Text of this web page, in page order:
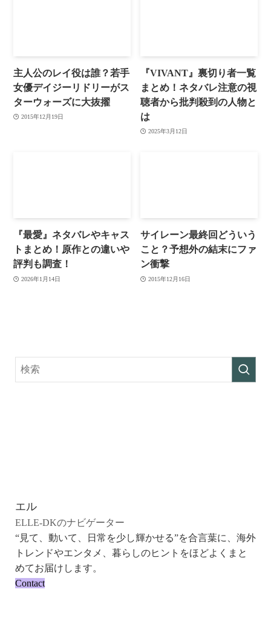
主人公のレイ役は誰？若手
女優デイジーリドリーがス
ターウォーズに大抜擢
2015年12月19日
『VIVANT』裏切り者一覧
まとめ！ネタバレ注意の視
聴者から批判殺到の人物と
は
2025年3月12日
『最愛』ネタバレやキャス
トまとめ！原作との違いや
評判も調査！
2026年1月14日
サイレーン最終回どういう
こと？予想外の結末にファ
ン衝撃
2015年12月16日
エル
ELLE-DKのナビゲーター
“見て、動いて、日常を少し輝かせる”を合言葉に、海外
トレンドやエンタメ、暮らしのヒントをほどよくまと
めてお届けします。
Contact